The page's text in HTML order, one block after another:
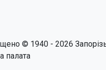
© 1940 - 2026
палата